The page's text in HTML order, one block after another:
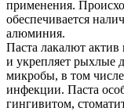
применения.
обеспечивается
алюминия.
Паста лакалют актив
и укрепляет рыхлые
микробы, в том
инфекции. Паста
гингивитом,